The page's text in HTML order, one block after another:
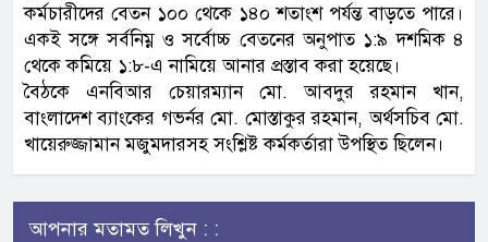
কর্মচারীদের বেতন ১০০ থেকে ১৪০ শতাংশ পর্যন্ত বাড়তে পারে।
একই সঙ্গে সর্বনিম্ন ও সর্বোচ্চ বেতনের অনুপাত ১:৯ দশমিক ৪
থেকে কমিয়ে ১:৮-এ নামিয়ে আনার প্রস্তাব করা হয়েছে।
বৈঠকে এনবিআর চেয়ারম্যান মো. আবদুর রহমান খান,
বাংলাদেশ ব্যাংকের গভর্নর মো. মোস্তাকুর রহমান, অর্থসচিব মো.
খায়েরুজ্জামান মজুমদারসহ সংশ্লিষ্ট কর্মকর্তারা উপস্থিত ছিলেন।
আপনার মতামত লিখুন : :